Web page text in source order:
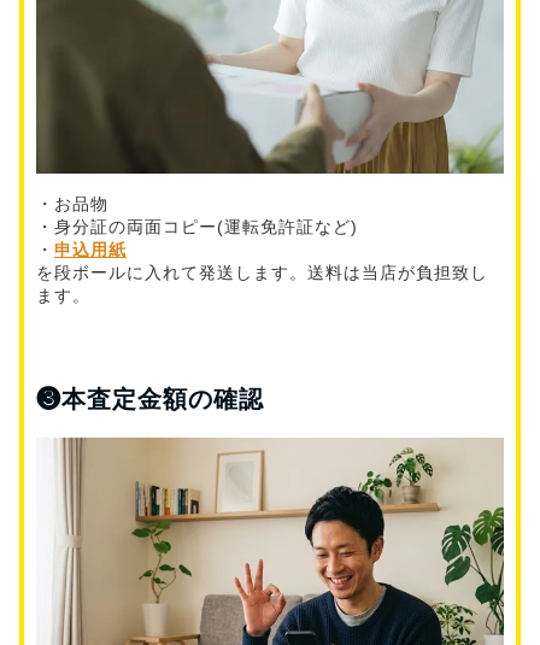
・お品物
・身分証の両面コピー(運転免許証など)
・ 申込用紙
を段ボールに入れて発送します。送料は当店が負担致し
ます。
❸本査定金額の確認